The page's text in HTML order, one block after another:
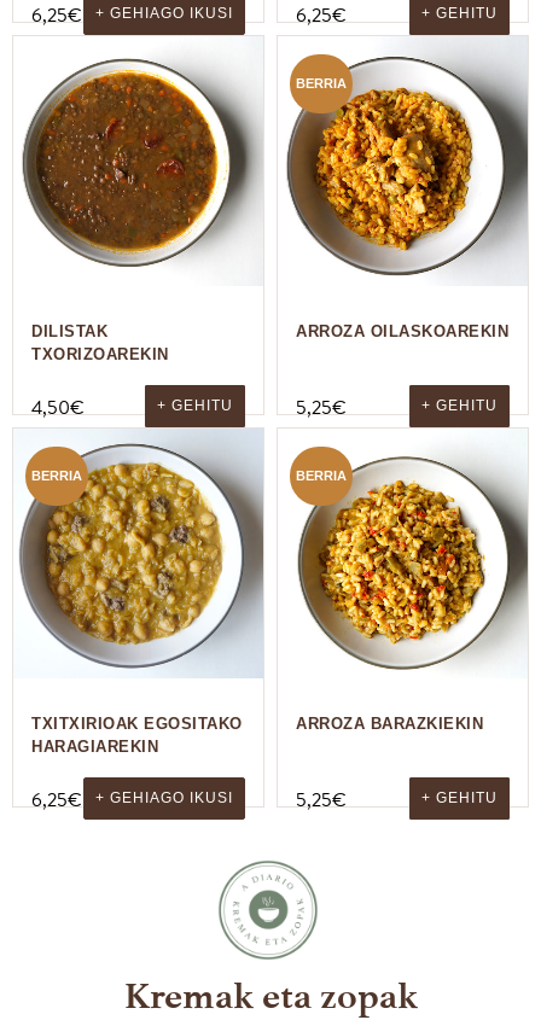
6,25€ + GEHIAGO IKUSI 6,25€ + GEHITU
DILISTAK
TXORIZOAREKIN
4,50€ + GEHITU
BERRIA
ARROZA OILASKOAREKIN
5,25€ + GEHITU
BERRIA
TXITXIRIOAK EGOSITAKO
HARAGIAREKIN
6,25€ + GEHIAGO IKUSI
BERRIA
ARROZA BARAZKIEKIN
5,25€ + GEHITU
Kremak eta zopak